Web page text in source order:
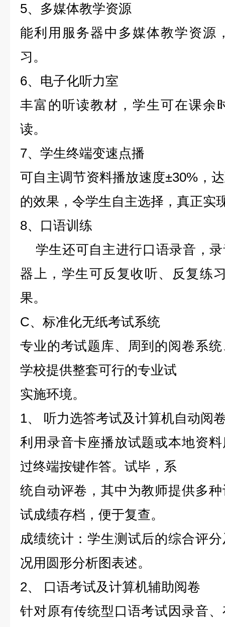
5、多媒体教学资源
能利用服务器中多媒体教学资源
习。
6、电子化听力室
丰富的听读教材，学生可在课余
读。
7、学生终端变速点播
可自主调节资料播放速度±30%，
的效果，令学生自主选择，真正实
8、口语训练
学生还可自主进行口语录音，
器上，学生可反复收听、反复练
果。
C、标准化无纸考试系统
专业的考试题库、周到的阅卷系
学校提供整套可行的专业试
实施环境。
1、 听力选答考试及计算机自动阅
利用录音卡座播放试题或本地资
过终端按键作答。试毕，系
统自动评卷，其中为教师提供多
试成绩存档，便于复查。
成绩统计：学生测试后的综合评
况用圆形分析图表述。
2、 口语考试及计算机辅助阅卷
针对原有传统型口语考试因录音